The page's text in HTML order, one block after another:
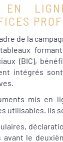
EN
de la
(BIC),
intégrés
mis en
utilisables. Ils
avant le